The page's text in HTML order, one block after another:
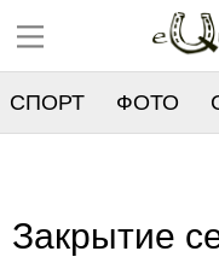
СПОРТ ФОТО
Закрытие